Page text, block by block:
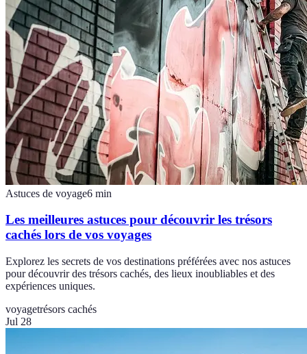
Astuces de voyage6 min
Les meilleures astuces pour découvrir les trésors
cachés lors de vos voyages
Explorez les secrets de vos destinations préférées avec nos astuces
pour découvrir des trésors cachés, des lieux inoubliables et des
expériences uniques.
voyagetrésors cachés
Jul 28